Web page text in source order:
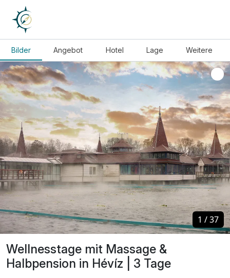
Bilder Angebot Hotel Lage Weitere
Wellnesstage mit Massage &
Halbpension in Hévíz | 3 Tage
1 /37
1 /37